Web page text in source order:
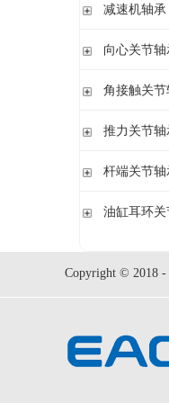
立式轴承座
立式轴承座LOE,剖
立式轴承座
带法兰的轴承座
锁紧螺母
止动垫圈
止动卡板
减速机轴承
无外圈满
外球面满滚
双列满装圆
单列满装圆
向心关节轴
向心关节
角接触关节
角接触关节
推力关节轴
推力关节轴
杆端关节轴
杆端关节
油缸耳环
Copyright © 2018